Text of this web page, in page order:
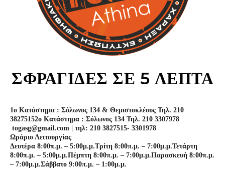
ΣΦΡΑΓΙΔΕΣ ΣΕ 5 ΛΕΠΤΑ
1o Κατάστημα : Σόλωνος 134 & Θεμιστοκλέους Τηλ. 210
38275152o Κατάστημα : Σόλωνος 134 Τηλ. 210 3307978
togasg@gmail.com | τηλ: 210 3827515- 3301978
Ωράριο Λειτουργίας
Δευτέρα 8:00π.μ. – 5:00μ.μ.Τρίτη 8:00π.μ. – 7:00μ.μ.Τετάρτη
8:00π.μ. – 5:00μ.μ.Πέμπτη 8:00π.μ. – 7:00μ.μ.Παρασκευή 8:00π.μ.
– 7:00μ.μ.Σάββατο 9:00π.μ. – 1:00μ.μ.